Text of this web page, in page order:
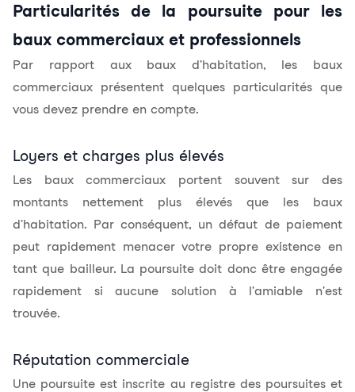
Particularités de la poursuite pour les
baux commerciaux et professionnels
Par rapport aux baux d'habitation, les baux
commerciaux présentent quelques particularités que
vous devez prendre en compte.
Loyers et charges plus élevés
Les baux commerciaux portent souvent sur des
montants nettement plus élevés que les baux
d'habitation. Par conséquent, un défaut de paiement
peut rapidement menacer votre propre existence en
tant que bailleur. La poursuite doit donc être engagée
rapidement si aucune solution à l'amiable n'est
trouvée.
Réputation commerciale
Une poursuite est inscrite au registre des poursuites et